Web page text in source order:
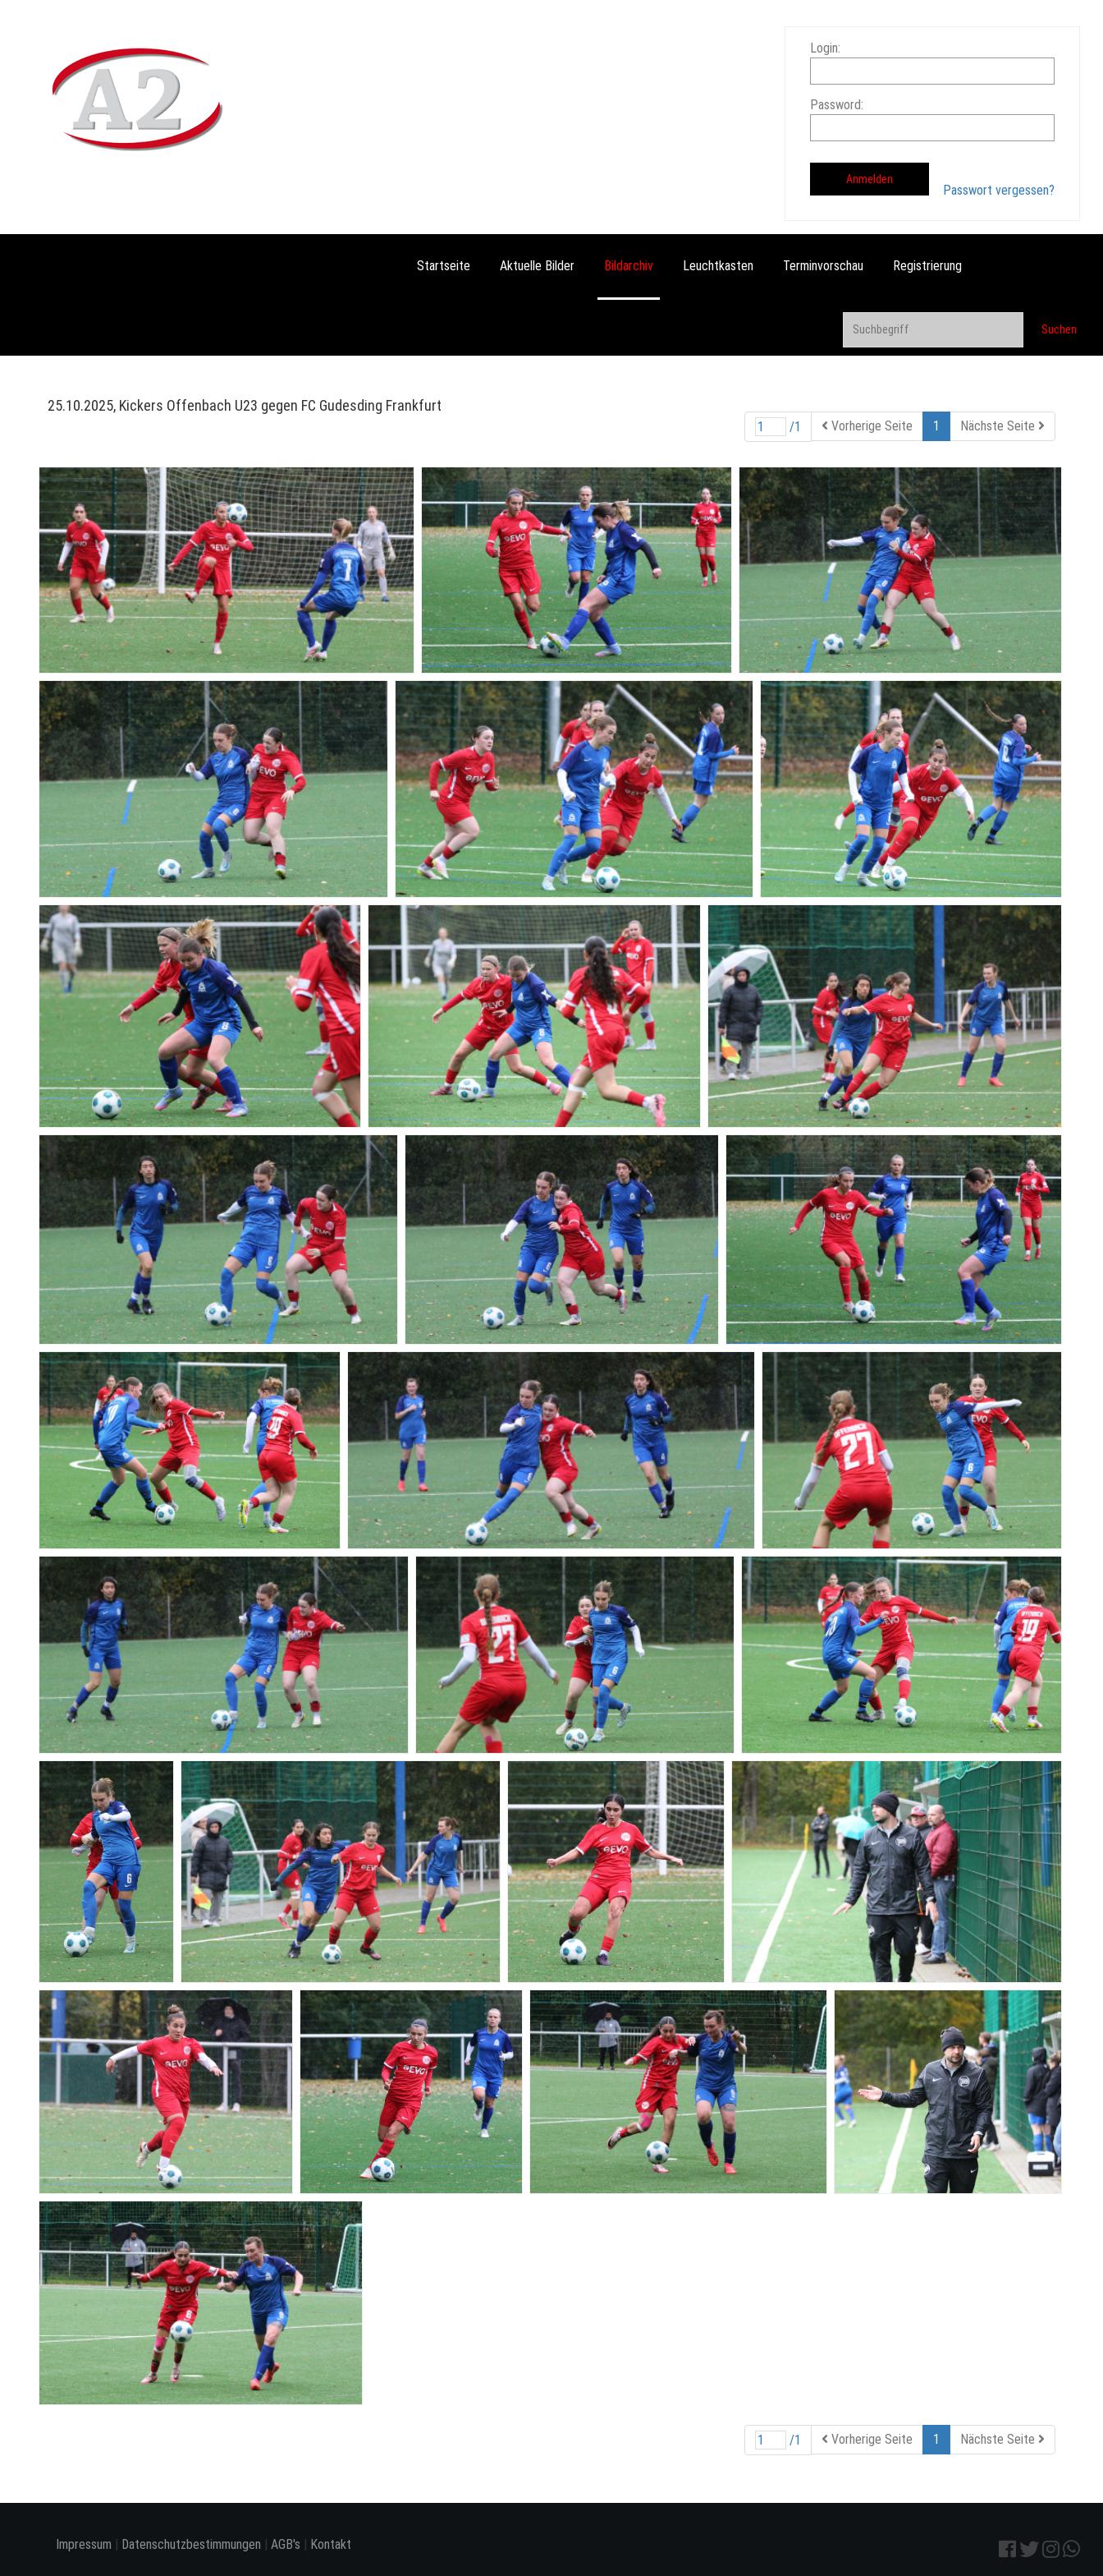
Login:
Password:
Passwort vergessen?
Startseite Aktuelle Bilder Bildarchiv Leuchtkasten Terminvorschau Registrierung
Suchen
25.10.2025, Kickers Offenbach U23 gegen FC Gudesding Frankfurt
/1 Vorherige Seite 1 Nächste Seite
/1 Vorherige Seite 1 Nächste Seite
Impressum | Datenschutzbestimmungen |AGB's | Kontakt